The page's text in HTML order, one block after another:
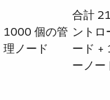
1000 個の管
理ノード
合計
ントロ
ード +
ーノー